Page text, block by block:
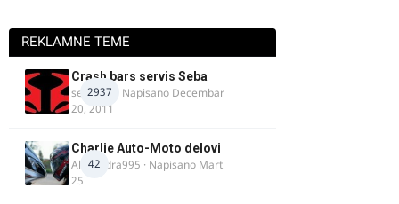
REKLAMNE TEME
2937
Crash bars servis Seba
seba011 · Napisano Decembar
20, 2011
42
Charlie Auto-Moto delovi
Alexandra995 · Napisano Mart
25